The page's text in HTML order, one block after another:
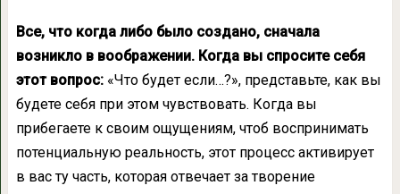
Все, что когда либо было создано, сначала
возникло в воображении. Когда вы спросите себя
этот вопрос:«Что будет если…?», представьте, как вы
будете себя при этом чувствовать. Когда вы
прибегаете к своим ощущениям, чтоб воспринимать
потенциальную реальность, этот процесс активирует
в вас ту часть, которая отвечает за творение